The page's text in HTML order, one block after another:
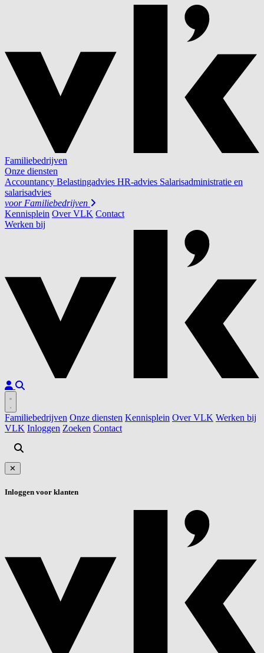
Familiebedrijven
Onze diensten
Accountancy Belastingadvies HR-advies Salarisadministratie en
salarisadvies
voor Familiebedrijven
Kennisplein Over VLK Contact
Werken bij
Familiebedrijven Onze diensten Kennisplein Over VLK Werken bij
VLK Inloggen Zoeken Contact
✕
Inloggen voor klanten